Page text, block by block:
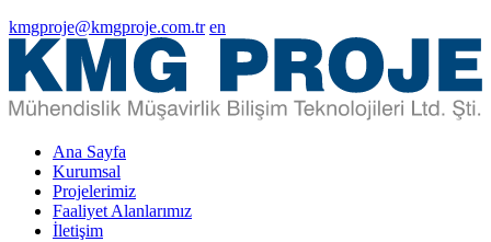
kmgproje@kmgproje.com.tr en
Ana Sayfa
Kurumsal
Projelerimiz
Faaliyet Alanlarımız
İletişim